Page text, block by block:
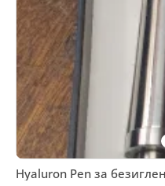
Hyaluron Pen за